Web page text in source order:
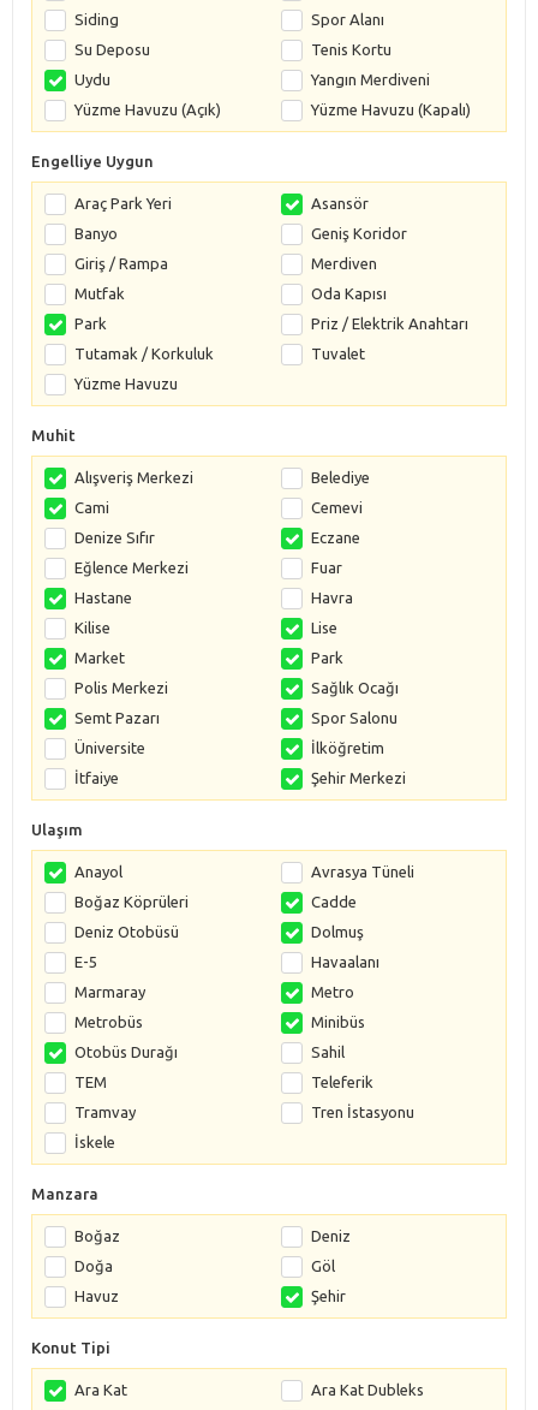
Siding
Spor Alanı
Su Deposu
Tenis Kortu
Uydu
Yangın Merdiveni
Yüzme Havuzu (Açık)
Yüzme Havuzu (Kapalı)
Engelliye Uygun
Araç Park Yeri
Asansör
Banyo
Geniş Koridor
Giriş / Rampa
Merdiven
Mutfak
Oda Kapısı
Park
Priz / Elektrik Anahtarı
Tutamak / Korkuluk
Tuvalet
Yüzme Havuzu
Muhit
Alışveriş Merkezi
Belediye
Cami
Cemevi
Denize Sıfır
Eczane
Eğlence Merkezi
Fuar
Hastane
Havra
Kilise
Lise
Market
Park
Polis Merkezi
Sağlık Ocağı
Semt Pazarı
Spor Salonu
Üniversite
İlköğretim
İtfaiye
Şehir Merkezi
Ulaşım
Anayol
Avrasya Tüneli
Boğaz Köprüleri
Cadde
Deniz Otobüsü
Dolmuş
E-5
Havaalanı
Marmaray
Metro
Metrobüs
Minibüs
Otobüs Durağı
Sahil
TEM
Teleferik
Tramvay
Tren İstasyonu
İskele
Manzara
Boğaz
Deniz
Doğa
Göl
Havuz
Şehir
Konut Tipi
Ara Kat
Ara Kat Dubleks